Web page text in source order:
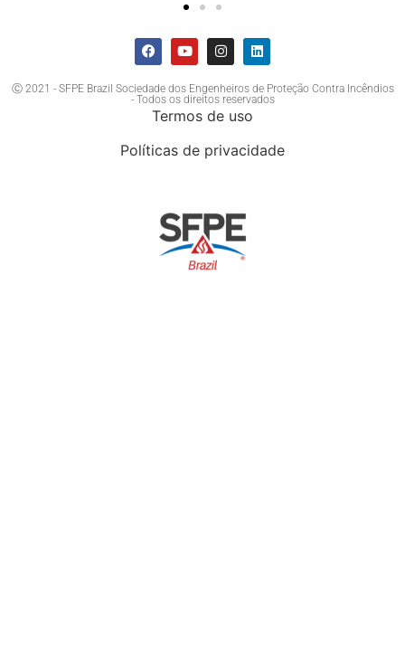
Ⓒ 2021 - SFPE Brazil Sociedade dos Engenheiros de Proteção Contra Incêndios
- Todos os direitos reservados
Termos de uso
Políticas de privacidade